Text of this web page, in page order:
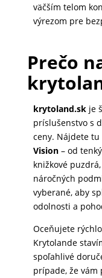
väčším telom
výrezom pre
Prečo
krytoland.skje
príslušenstvo s
ceny. Nájdete
Vision– od
knižkové
náročných
vyberané, aby
odolnosti a
Oceňujete
Krytolande
spoľahlivé
prípade, že vám